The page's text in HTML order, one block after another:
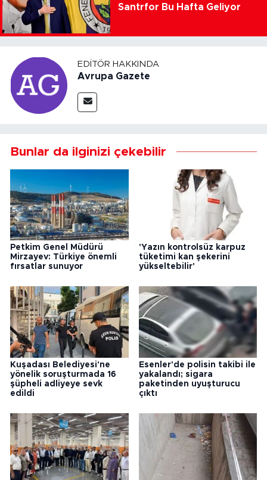
Santrfor Bu Hafta Geliyor
EDITÖR HAKKINDA
Avrupa Gazete
Bunlar da ilginizi çekebilir
Petkim Genel Müdürü
Mirzayev: Türkiye önemli
fırsatlar sunuyor
'Yazın kontrolsüz karpuz
tüketimi kan şekerini
yükseltebilir'
Kuşadası Belediyesi'ne
yönelik soruşturmada 16
şüpheli adliyeye sevk
edildi
Esenler'de polisin takibi ile
yakalandı; sigara
paketinden uyuşturucu
çıktı